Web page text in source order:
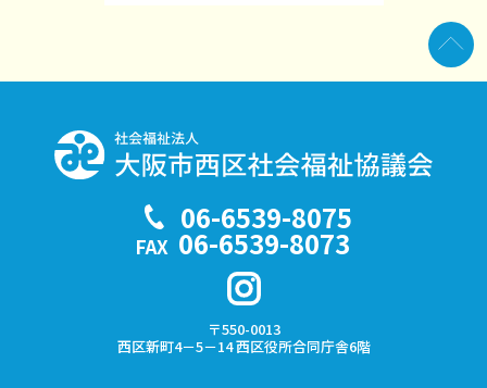
TEL 06-6539-8075
FAX 06-6539-8073
〒550-0013
西区新町4－5－14西区役所合同庁舎6階